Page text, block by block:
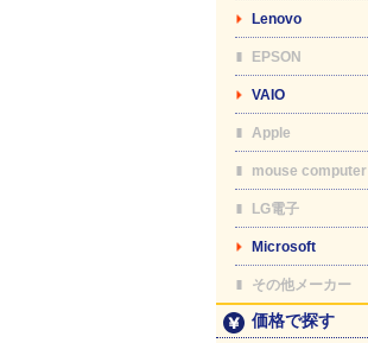
Lenovo
EPSON
VAIO
Apple
mouse computer
LG電子
Microsoft
その他メーカー
価格で探す